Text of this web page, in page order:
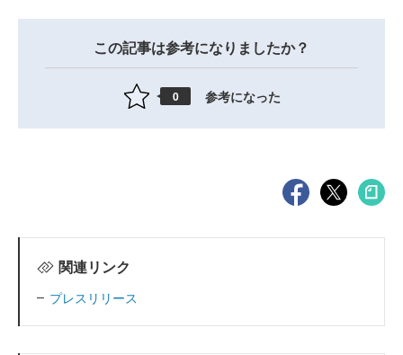
この記事は参考になりましたか？
0 参考になった
関連リンク
プレスリリース